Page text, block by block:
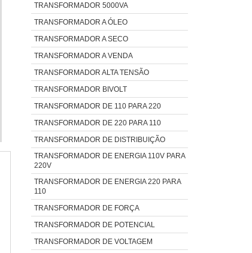
TRANSFORMADOR 5000VA
TRANSFORMADOR A ÓLEO
TRANSFORMADOR A SECO
TRANSFORMADOR A VENDA
TRANSFORMADOR ALTA TENSÃO
TRANSFORMADOR BIVOLT
TRANSFORMADOR DE 110 PARA 220
TRANSFORMADOR DE 220 PARA 110
TRANSFORMADOR DE DISTRIBUIÇÃO
TRANSFORMADOR DE ENERGIA 110V PARA
220V
TRANSFORMADOR DE ENERGIA 220 PARA
110
TRANSFORMADOR DE FORÇA
TRANSFORMADOR DE POTENCIAL
TRANSFORMADOR DE VOLTAGEM